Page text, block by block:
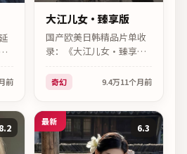
前
大江儿女·臻享版
国产欧美日韩精品片单收
录：《大江儿女·臻享
幻｜管虎｜主演朱一龙、
周迅，高清在线可看。
奇幻 9.4万11个月前
8.2
最新
6.3